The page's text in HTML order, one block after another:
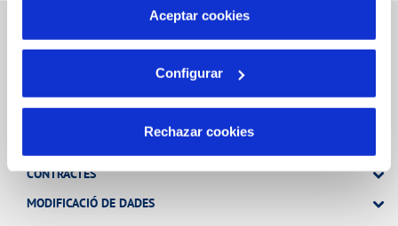
más información en nuestraPolítica de Cookies
Aceptar cookies
Configurar
Rechazar cookies
Gestions en Línia
CONTRACTES
MODIFICACIÓ DE DADES